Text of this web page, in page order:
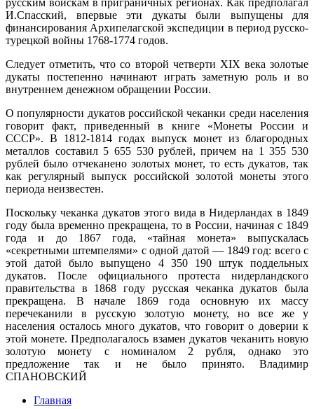
И.Спасский, впервые эти дукаты были выпущены для
финансирования Архипелагской экспедиции в период русско-
турецкой войны 1768-1774 годов.
Следует отметить, что со второй четверти XIX века золотые
дукаты постепенно начинают играть заметную роль и во
внутреннем денежном обращении России.
О популярности дукатов российской чеканки среди населения
говорит факт, приведенный в книге «Монеты России и
СССР». В 1812-1814 годах выпуск монет из благородных
металлов составил 5 655 530 рублей, причем на 1 355 530
рублей было отчеканено золотых монет, то есть дукатов, так
как регулярный выпуск российской золотой монеты этого
периода неизвестен.
Поскольку чеканка дукатов этого вида в Нидерландах в 1849
году была временно прекращена, то в России, начиная с 1849
года и до 1867 года, «тайная монета» выпускалась
«секретными штемпелями» с одной датой — 1849 год: всего с
этой датой было выпущено 4 350 190 штук поддельных
дукатов. После официального протеста нидерландского
правительства в 1868 году русская чеканка дукатов была
прекращена. В начале 1869 года основную их массу
перечеканили в русскую золотую монету, но все же у
населения осталось много дукатов, что говорит о доверии к
этой монете. Предполагалось взамен дукатов чеканить новую
золотую монету с номиналом 2 рубля, однако это
предложение так и не было принято. Владимир
СПАНОВСКИЙ
Главная